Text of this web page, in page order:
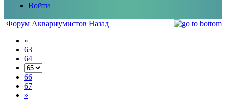
Войти
Форум Аквариумистов Назад
«
63
64
66
67
»